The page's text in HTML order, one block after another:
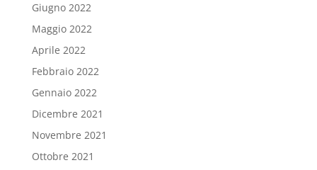
Giugno 2022
Maggio 2022
Aprile 2022
Febbraio 2022
Gennaio 2022
Dicembre 2021
Novembre 2021
Ottobre 2021